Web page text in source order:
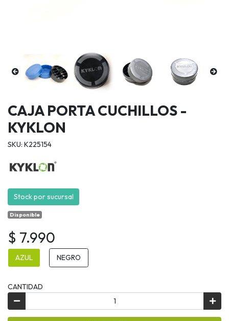
CAJA PORTA CUCHILLOS -
KYKLON
SKU: K225154
Stock por sucursal
Disponible
$ 7.990
AZUL NEGRO
CANTIDAD